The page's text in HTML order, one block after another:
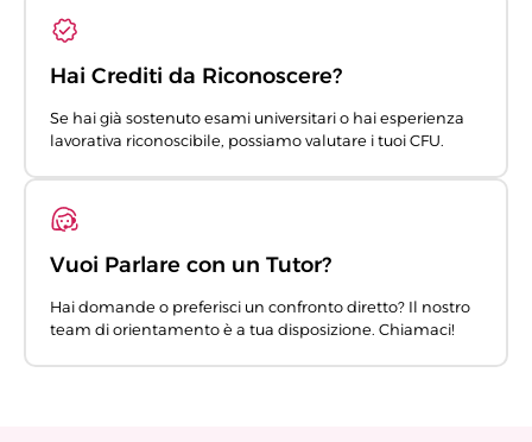
Hai Crediti da Riconoscere?
Se hai già sostenuto esami universitari o hai esperienza
lavorativa riconoscibile, possiamo valutare i tuoi CFU.
Vuoi Parlare con un Tutor?
Hai domande o preferisci un confronto diretto? Il nostro
team di orientamento è a tua disposizione. Chiamaci!